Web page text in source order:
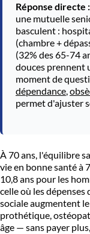
Réponse directe :
une mutuelle
basculent :
(chambre +
(32% des 65-74
douces prennent
moment de
dépendance,
permet d'ajuster
À 70 ans, l'équilibre
vie en bonne santé à
10,8 ans pour les
celle où les
sociale augmentent
prothétique,
âge — sans payer